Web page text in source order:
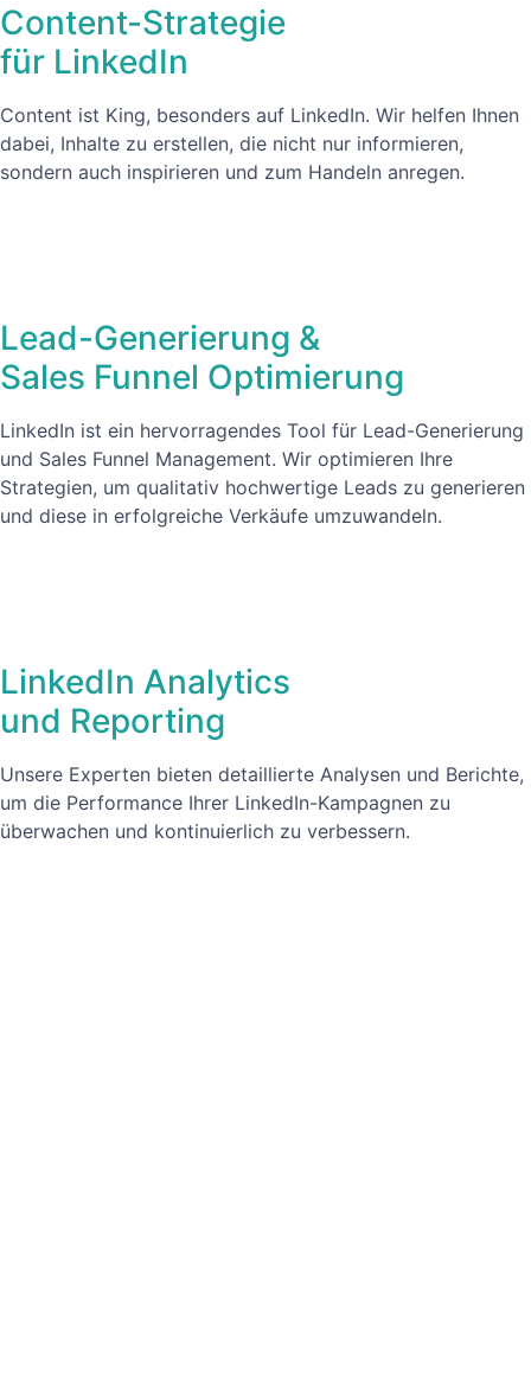
Content-Strategie
für LinkedIn
Content ist King, besonders auf LinkedIn. Wir helfen Ihnen
dabei, Inhalte zu erstellen, die nicht nur informieren,
sondern auch inspirieren und zum Handeln anregen.
Lead-Generierung &
Sales Funnel Optimierung
LinkedIn ist ein hervorragendes Tool für Lead-Generierung
und Sales Funnel Management. Wir optimieren Ihre
Strategien, um qualitativ hochwertige Leads zu generieren
und diese in erfolgreiche Verkäufe umzuwandeln.
LinkedIn Analytics
und Reporting
Unsere Experten bieten detaillierte Analysen und Berichte,
um die Performance Ihrer LinkedIn-Kampagnen zu
überwachen und kontinuierlich zu verbessern.